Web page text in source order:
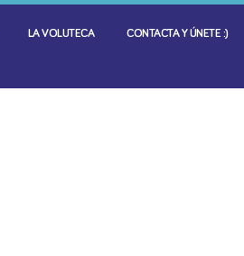
LA VOLUTECA CONTACTA Y ÚNETE :)